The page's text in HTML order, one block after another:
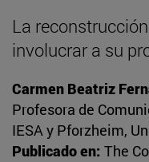
La
involucrar a su
Carmen Beatriz
Profesora de
IESA y Pforzheim,
Publicado en: The